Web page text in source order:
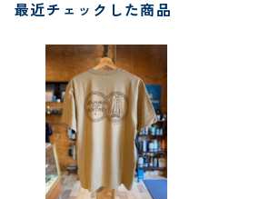
最近チェックした商品